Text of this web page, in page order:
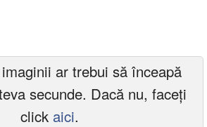
ar trebui să înceapă
secunde. Dacă nu, faceți
click aici.